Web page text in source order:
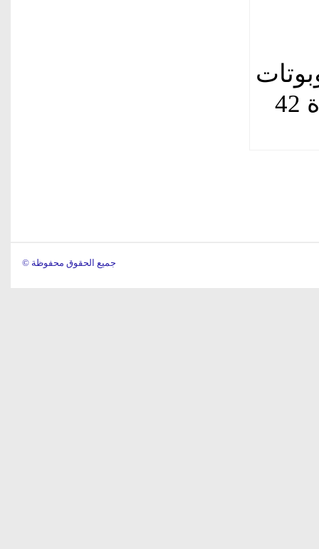
صناعية بقيمة 3.16 مليار يوان، بزيادة 42
© جميع الحقوق محفوظة